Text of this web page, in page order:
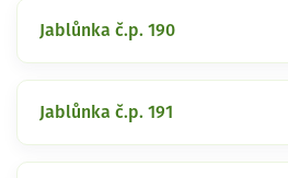
Jablůnka č.p. 190
Jablůnka č.p. 191